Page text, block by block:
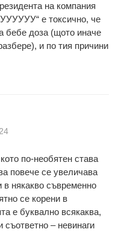
на компания
е токсично, че
бебе доза (щото иначе
и по тия причини
по-необятен става
повече се увеличава
някакво съвременно
се корени в
е буквално всякаква,
– невинаги